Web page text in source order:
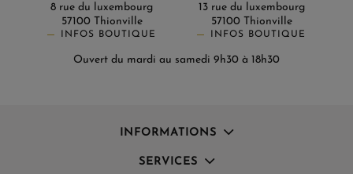
8 rue du luxembourg
57100 Thionville
INFOS BOUTIQUE
13 rue du luxembourg
57100 Thionville
INFOS BOUTIQUE
Ouvert du mardi au samedi 9h30 à 18h30
INFORMATIONS
SERVICES